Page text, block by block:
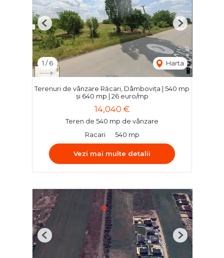
1 /6 Harta
Previous Next
Terenuri de vânzare Răcari, Dâmbovița | 540 mp
și 640 mp | 26 euro/mp
14,040 €
Teren de 540 mp de vânzare
Racari
540 mp
Vezi mai multe detalii
Previous Next